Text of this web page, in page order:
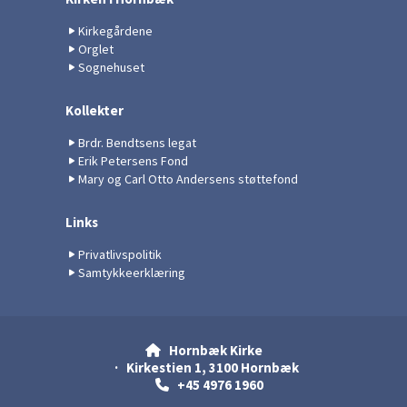
Kirkegårdene
Orglet
Sognehuset
Kollekter
Brdr. Bendtsens legat
Erik Petersens Fond
Mary og Carl Otto Andersens støttefond
Links
Privatlivspolitik
Samtykkeerklæring
Hornbæk Kirke
· Kirkestien 1, 3100 Hornbæk
+45 4976 1960